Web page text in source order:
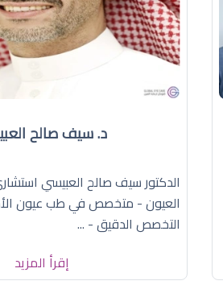
د. سيف صالح
الدكتور سيف صالح العبيسي
العيون - متخصص في طب عيون
التخصص الدقيق - ...
إقرأ المزيد